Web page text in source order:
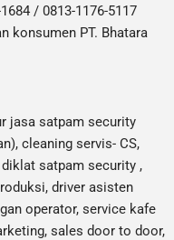
/ 0813-1176-5117
konsumen PT. Bhatara
jasa satpam security
cleaning servis- CS,
satpam security ,
driver asisten
operator, service kafe
sales door to door,